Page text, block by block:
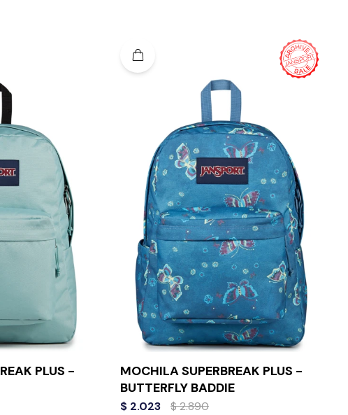
PLUS -
MOCHILA SUPERBREAK PLUS -
BUTTERFLY BADDIE
$ 2.023 $2.890